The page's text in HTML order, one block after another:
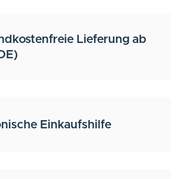
Lieferung ab
Einkaufshilfe